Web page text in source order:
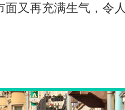
又再充满生气，令人